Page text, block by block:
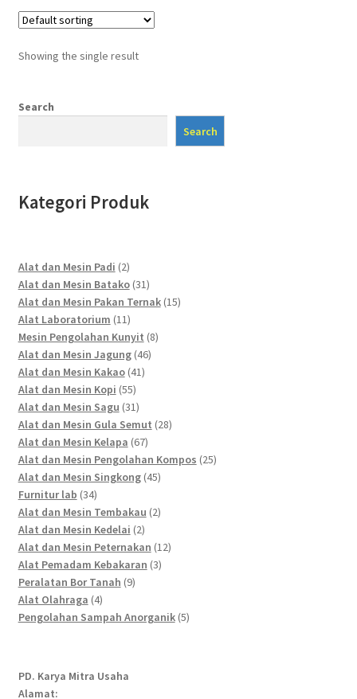
Showing the single result
Search
Search
Kategori Produk
Alat dan Mesin Padi 22
products
Alat dan Mesin Batako 3131
products
Alat dan Mesin Pakan Ternak 1515
Alat Laboratorium 1111
products
Mesin Pengolahan Kunyit 88
Alat dan Mesin Jagung 4646
Alat dan Mesin Kakao 4141
Alat dan Mesin Kopi 5555
products
Alat dan Mesin Sagu 3131
products
Alat dan Mesin Gula Semut 2828
Alat dan Mesin Kelapa 6767
products
Alat dan Mesin Pengolahan Kompos 2525
Alat dan Mesin Singkong 4545
Furnitur lab 3434
products
Alat dan Mesin Tembakau 22
Alat dan Mesin Kedelai 22
products
Alat dan Mesin Peternakan 1212
Alat Pemadam Kebakaran 33
Peralatan Bor Tanah 99
Alat Olahraga 44
products
Pengolahan Sampah Anorganik 55
PD. Karya Mitra Usaha
Alamat: